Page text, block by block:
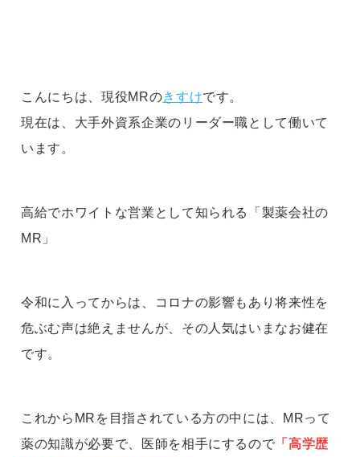
こんにちは、現役MRのきすけです。
現在は、大手外資系企業のリーダー職として働いて
います。
高給でホワイトな営業として知られる「製薬会社の
MR」
令和に入ってからは、コロナの影響もあり将来性を
危ぶむ声は絶えませんが、その人気はいまなお健在
です。
これからMRを目指されている方の中には、MRって
薬の知識が必要で、医師を相手にするので 「高学歴